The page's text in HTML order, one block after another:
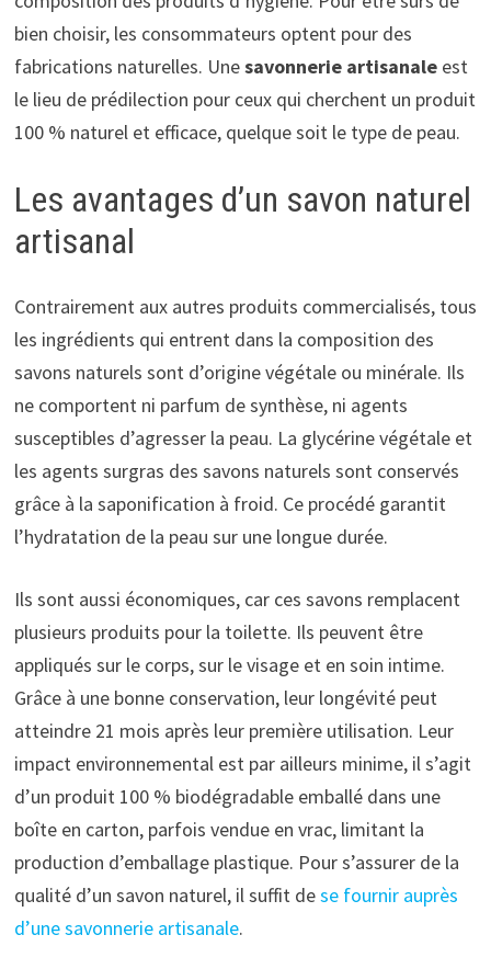
bien choisir, les consommateurs optent pour des
fabrications naturelles. Unesavonnerie artisanale est
le lieu de prédilection pour ceux qui cherchent un produit
100 % naturel et efficace, quelque soit le type de peau.
Les avantages d’un savon naturel
artisanal
Contrairement aux autres produits commercialisés, tous
les ingrédients qui entrent dans la composition des
savons naturels sont d’origine végétale ou minérale. Ils
ne comportent ni parfum de synthèse, ni agents
susceptibles d’agresser la peau. La glycérine végétale et
les agents surgras des savons naturels sont conservés
grâce à la saponification à froid. Ce procédé garantit
l’hydratation de la peau sur une longue durée.
Ils sont aussi économiques, car ces savons remplacent
plusieurs produits pour la toilette. Ils peuvent être
appliqués sur le corps, sur le visage et en soin intime.
Grâce à une bonne conservation, leur longévité peut
atteindre 21 mois après leur première utilisation. Leur
impact environnemental est par ailleurs minime, il s’agit
d’un produit 100 % biodégradable emballé dans une
boîte en carton, parfois vendue en vrac, limitant la
production d’emballage plastique. Pour s’assurer de la
qualité d’un savon naturel, il suffit dese fournir auprès
d’une savonnerie artisanale.